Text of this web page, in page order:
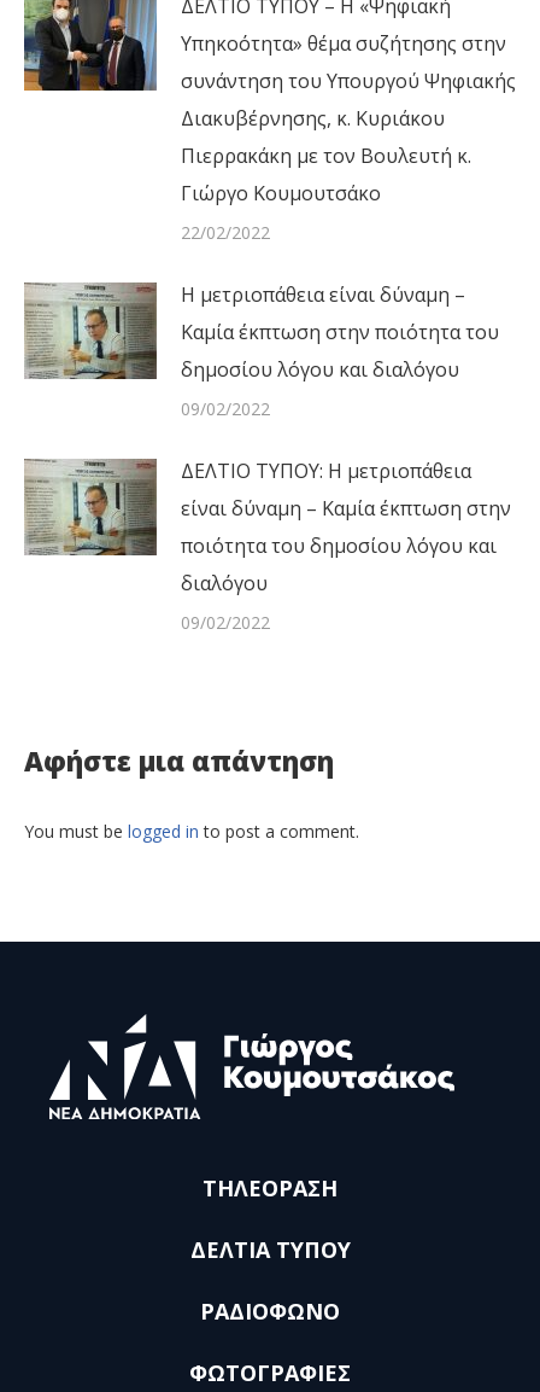
ΔΕΛΤΙΟ ΤΥΠΟΥ – Η «Ψηφιακή
Υπηκοότητα» θέμα συζήτησης στην
συνάντηση του Υπουργού Ψηφιακής
Διακυβέρνησης, κ. Κυριάκου
Πιερρακάκη με τον Βουλευτή κ.
Γιώργο Κουμουτσάκο
22/02/2022
Η μετριοπάθεια είναι δύναμη –
Καμία έκπτωση στην ποιότητα του
δημοσίου λόγου και διαλόγου
09/02/2022
ΔΕΛΤΙΟ ΤΥΠΟΥ: Η μετριοπάθεια
είναι δύναμη – Καμία έκπτωση στην
ποιότητα του δημοσίου λόγου και
διαλόγου
09/02/2022
Αφήστε μια απάντηση
You must be logged in to post a comment.
ΤΗΛΕΟΡΑΣΗ
ΔΕΛΤΙΑ ΤΥΠΟΥ
ΡΑΔΙΟΦΩΝΟ
ΦΩΤΟΓΡΑΦΙΕΣ